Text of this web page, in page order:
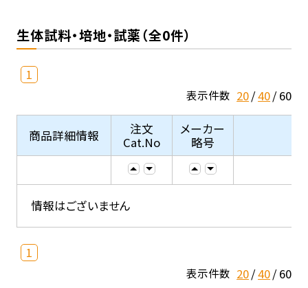
生体試料・培地・試薬（全0件）
1
表示件数 20 40 60
商品詳細情報
注文
Cat.No
メーカー
略号
情報はございません
1
表示件数 20 40 60